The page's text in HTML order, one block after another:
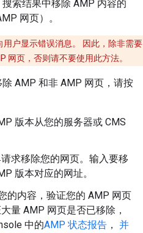
索结果中移除 AMP 内容的
网页）。
用户显示错误消息。 因此，除非需要
网页，否则请不要使用此方法。
AMP 和非 AMP 网页，请按
版本从您的服务器或 CMS
求移除您的网页。输入要移
版本对应的网址。
的内容，验证您的 AMP 网页
量 AMP 网页是否已移除，
中的AMP 状态报告 ， 并